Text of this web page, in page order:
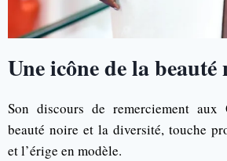
Une icône de la beauté
Son discours de remerciement aux
beauté noire et la diversité, touche
et l’érige en modèle.